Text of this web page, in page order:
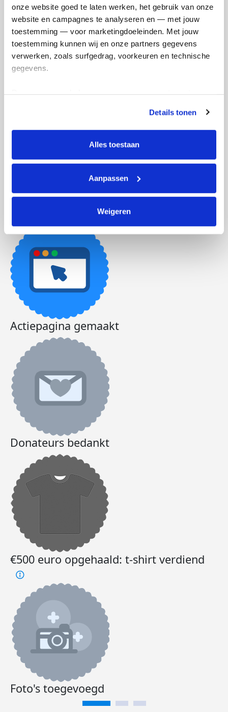
onze website goed te laten werken, het gebruik van onze
website en campagnes te analyseren en — met jouw
toestemming — voor marketingdoeleinden. Met jouw
toestemming kunnen wij en onze partners gegevens
verwerken, zoals surfgedrag, voorkeuren en technische
gegevens.
tonen. Je kunt je toestemming op elk moment wijzigen of
intrekken via Cookie instellingen onderaan de pagina. De
lijst met cookies is te vinden in het tabblad “details”.
Details tonen
Alles toestaan
Aanpassen
Weigeren
Ik wil bijdragen aan de transactiekosten
en betaal €0.75 extra.
Doneer nu
Streefbedrag
Rutger's badges
Actiepagina gemaakt
Donateurs bedankt
€500 euro opgehaald: t-shirt verdiend
Foto's toegevoegd